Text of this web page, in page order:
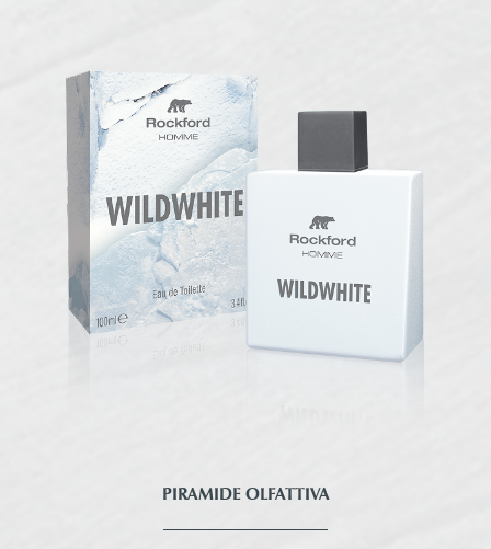
PIRAMIDE OLFATTIVA